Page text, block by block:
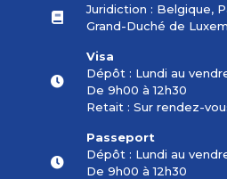
Juridiction : Belgique,
Grand-Duché de
Visa
Dépôt : Lundi au
De 9h00 à 12h30
Retait : Sur rendez-
Passeport
Dépôt : Lundi au
De 9h00 à 12h30